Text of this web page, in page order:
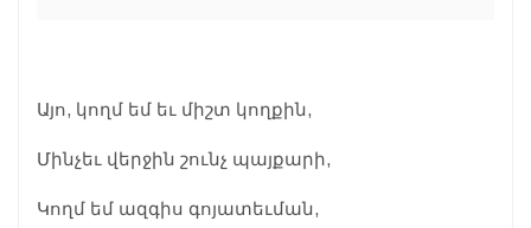
Այո, կողմ եմ եւ միշտ կողքին,
Մինչեւ վերջին շունչ պայքարի,
Կողմ եմ ազգիս գոյատեւման,